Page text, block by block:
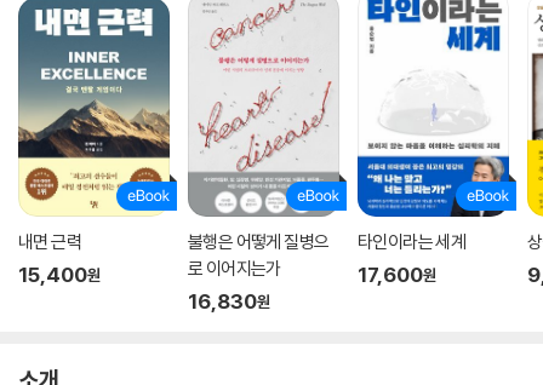
내면 근력
15,400원
불행은 어떻게 질병으
로 이어지는가
16,830원
타인이라는 세계
17,600원